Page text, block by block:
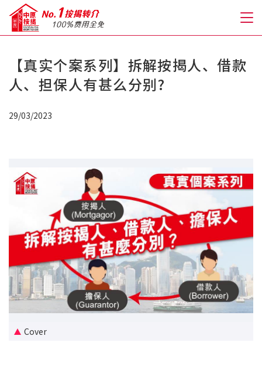
关于我们
免费开户转介服务
新盘优越按揭优惠
中原按揭标签优惠
推荐齐齐友赏
【真实个案系列】拆解按揭人、借款
人、担保人有甚么分别?
29/03/2023
Cover